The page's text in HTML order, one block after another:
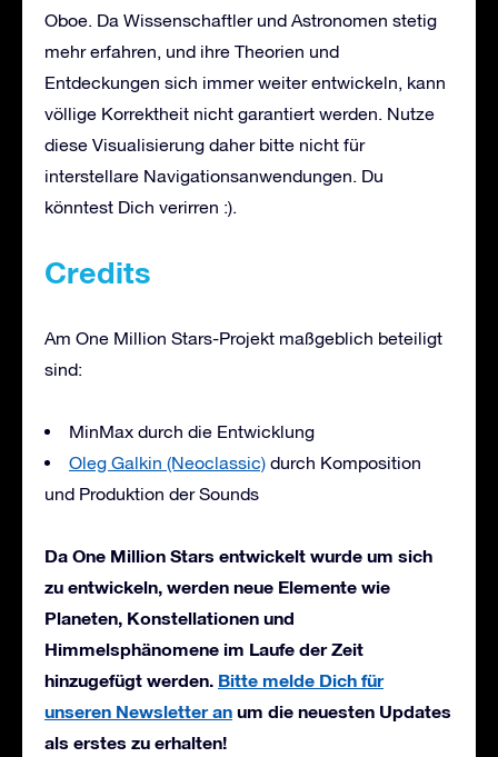
Oboe. Da Wissenschaftler und Astronomen stetig
mehr erfahren, und ihre Theorien und
Entdeckungen sich immer weiter entwickeln, kann
völlige Korrektheit nicht garantiert werden. Nutze
diese Visualisierung daher bitte nicht für
interstellare Navigationsanwendungen. Du
könntest Dich verirren :).
Credits
Am One Million Stars-Projekt maßgeblich beteiligt
sind:
MinMax durch die Entwicklung
Oleg Galkin (Neoclassic) durch Komposition
und Produktion der Sounds
Da One Million Stars entwickelt wurde um sich
zu entwickeln, werden neue Elemente wie
Planeten, Konstellationen und
Himmelsphänomene im Laufe der Zeit
hinzugefügt werden. Bitte melde Dich für
unseren Newsletter an um die neuesten Updates
als erstes zu erhalten!